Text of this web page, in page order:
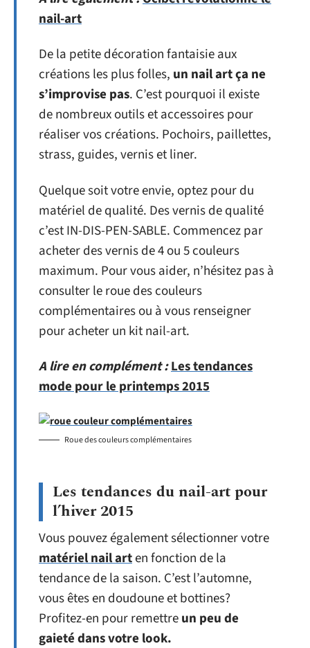
nail-art
De la petite décoration fantaisie aux
créations les plus folles, un nail art ça ne
s’improvise pas. C’est pourquoi il existe
de nombreux outils et accessoires pour
réaliser vos créations. Pochoirs, paillettes,
strass, guides, vernis et liner.
Quelque soit votre envie, optez pour du
matériel de qualité. Des vernis de qualité
c’est IN-DIS-PEN-SABLE. Commencez par
acheter des vernis de 4 ou 5 couleurs
maximum. Pour vous aider, n’hésitez pas à
consulter le roue des couleurs
complémentaires ou à vous renseigner
pour acheter un kit nail-art.
A lire en complément :Les tendances
mode pour le printemps 2015
Roue des couleurs complémentaires
Les tendances du nail-art pour
l’hiver 2015
Vous pouvez également sélectionner votre
matériel nail arten fonction de la
tendance de la saison. C’est l’automne,
vous êtes en doudoune et bottines?
Profitez-en pour remettreun peu de
gaieté dans votre look.